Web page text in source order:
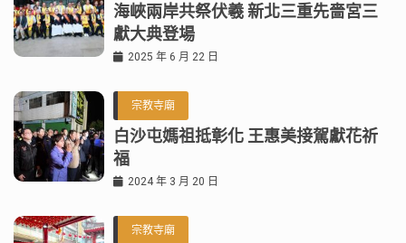
海峽兩岸共祭伏羲 新北三重先嗇宮三
獻大典登場
2025 年 6 月 22 日
宗教寺廟
白沙屯媽祖抵彰化 王惠美接駕獻花祈
福
2024 年 3 月 20 日
宗教寺廟